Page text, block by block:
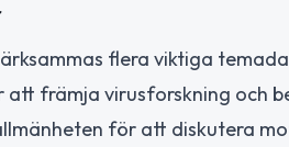
flera viktiga
främja virusforskning och
för att diskutera